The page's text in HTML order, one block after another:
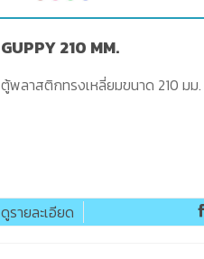
GUPPY 210 MM.
ตู้พลาสติกทรงเหลี่ยมขนาด 210 มม.
ดูรายละเอียด